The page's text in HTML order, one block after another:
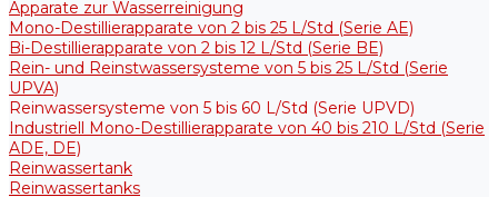
Apparate zur Wasserreinigung
Mono-Destillierapparate von 2 bis 25 L/Std (Serie AE)
Bi-Destillierapparate von 2 bis 12 L/Std (Serie BE)
Rein- und Reinstwassersysteme von 5 bis 25 L/Std (Serie
UPVA)
Reinwassersysteme von 5 bis 60 L/Std (Serie UPVD)
Industriell Mono-Destillierapparate von 40 bis 210 L/Std (Serie
ADE, DE)
Reinwassertank
Reinwassertanks